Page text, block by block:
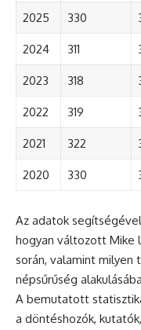
2025 330
2024 311
2023 318
2022 319
2021 322
2020 330
Az adatok
hogyan változott Mike
során, valamint milyen
népsűrűség
A bemutatott
a döntéshozók,